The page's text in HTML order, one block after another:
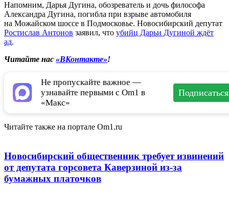
Напомним, Дарья Дугина, обозреватель и дочь философа
Александра Дугина, погибла при взрыве автомобиля
на Можайском шоссе в Подмосковье. Новосибирский депутат
Ростислав Антонов заявил, что убийц Дарьи Дугиной ждёт
ад.
Читайте нас «ВКонтакте»!
Не пропускайте важное —
узнавайте первыми с Om1 в
«Макс»
Подписаться
Читайте также на портале Om1.ru
Новосибирский общественник требует извинений
от депутата горсовета Каверзиной из-за
бумажных платочков